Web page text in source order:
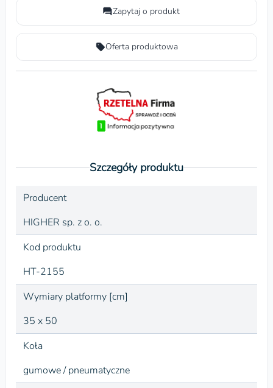
Zapytaj o produkt
Oferta produktowa
Szczegóły produktu
Producent
HIGHER sp. z o. o.
Kod produktu
HT-2155
Wymiary platformy [cm]
35 x 50
Koła
gumowe / pneumatyczne